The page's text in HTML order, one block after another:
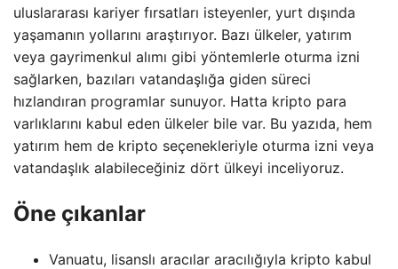
uluslararası kariyer fırsatları isteyenler, yurt dışında
yaşamanın yollarını araştırıyor. Bazı ülkeler, yatırım
veya gayrimenkul alımı gibi yöntemlerle oturma izni
sağlarken, bazıları vatandaşlığa giden süreci
hızlandıran programlar sunuyor. Hatta kripto para
varlıklarını kabul eden ülkeler bile var. Bu yazıda, hem
yatırım hem de kripto seçenekleriyle oturma izni veya
vatandaşlık alabileceğiniz dört ülkeyi inceliyoruz.
Öne çıkanlar
Vanuatu, lisanslı aracılar aracılığıyla kripto kabul